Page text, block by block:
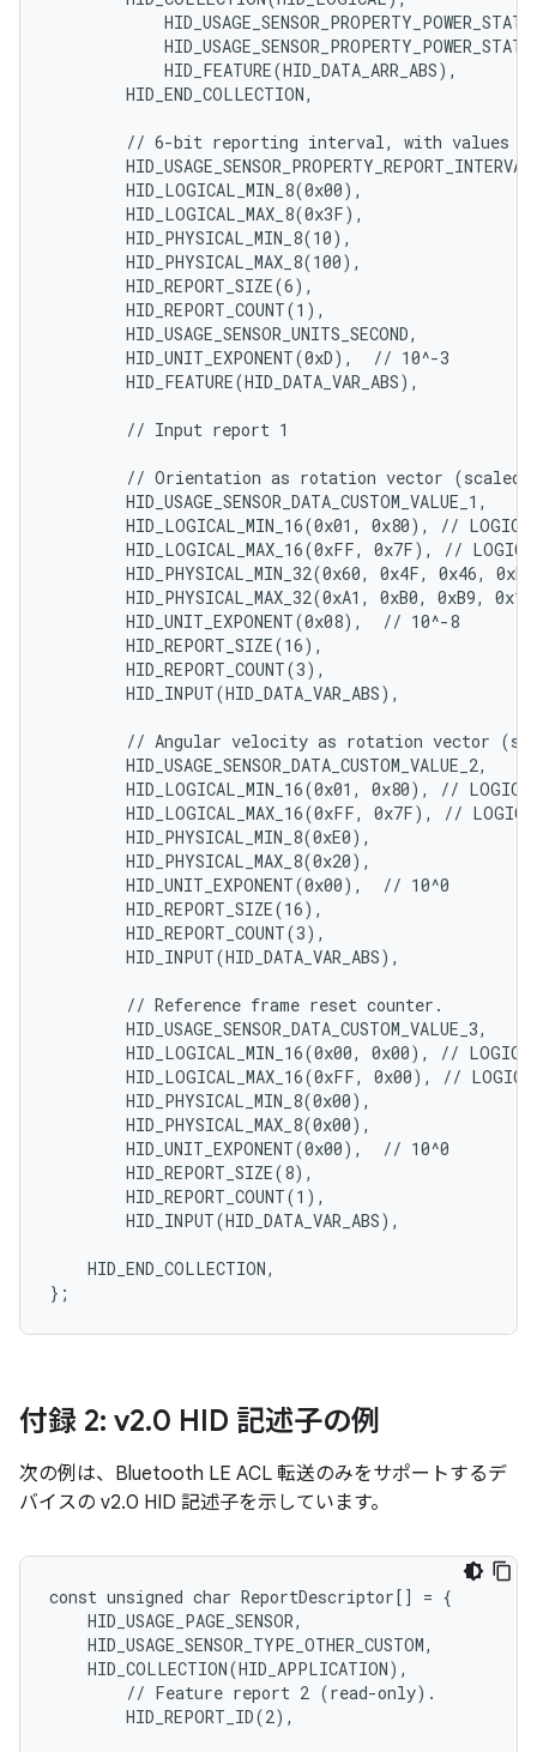
            HID_FEATURE(HID_DATA_ARR_ABS),
        HID_END_COLLECTION,
// 6-bit reporting interval, with values
        HID_LOGICAL_MIN_8(0x00),
        HID_LOGICAL_MAX_8(0x3F),
        HID_PHYSICAL_MIN_8(10),
        HID_PHYSICAL_MAX_8(100),
        HID_REPORT_SIZE(6),
        HID_REPORT_COUNT(1),
        HID_USAGE_SENSOR_UNITS_SECOND,
        HID_UNIT_EXPONENT(0xD),  // 10^-3
        HID_FEATURE(HID_DATA_VAR_ABS),
        // Input report 1
// Orientation as rotation vector (scaled
        HID_USAGE_SENSOR_DATA_CUSTOM_VALUE_1,
HID_LOGICAL_MIN_16(0x01, 0x80), //
HID_LOGICAL_MAX_16(0xFF, 0x7F), //
HID_PHYSICAL_MIN_32(0x60, 0x4F, 0x46,
HID_PHYSICAL_MAX_32(0xA1, 0xB0, 0xB9,
        HID_UNIT_EXPONENT(0x08),  // 10^-8
        HID_REPORT_SIZE(16),
        HID_REPORT_COUNT(3),
        HID_INPUT(HID_DATA_VAR_ABS),
// Angular velocity as rotation vector
        HID_USAGE_SENSOR_DATA_CUSTOM_VALUE_2,
HID_LOGICAL_MIN_16(0x01, 0x80), //
HID_LOGICAL_MAX_16(0xFF, 0x7F), //
        HID_PHYSICAL_MIN_8(0xE0),
        HID_PHYSICAL_MAX_8(0x20),
        HID_UNIT_EXPONENT(0x00),  // 10^0
        HID_REPORT_SIZE(16),
        HID_REPORT_COUNT(3),
        HID_INPUT(HID_DATA_VAR_ABS),
        // Reference frame reset counter.
        HID_USAGE_SENSOR_DATA_CUSTOM_VALUE_3,
HID_LOGICAL_MIN_16(0x00, 0x00), //
HID_LOGICAL_MAX_16(0xFF, 0x00), //
        HID_PHYSICAL_MIN_8(0x00),
        HID_PHYSICAL_MAX_8(0x00),
        HID_UNIT_EXPONENT(0x00),  // 10^0
        HID_REPORT_SIZE(8),
        HID_REPORT_COUNT(1),
        HID_INPUT(HID_DATA_VAR_ABS),
    HID_END_COLLECTION,
付録 2: v2.0 HID 記述子の例
次の例は、Bluetooth LE ACL 転送のみをサポートするデ
バイスの v2.0 HID 記述子を示しています。
const unsigned char ReportDescriptor[] = {
    HID_USAGE_PAGE_SENSOR,
    HID_USAGE_SENSOR_TYPE_OTHER_CUSTOM,
    HID_COLLECTION(HID_APPLICATION),
        // Feature report 2 (read-only).
        HID_REPORT_ID(2),